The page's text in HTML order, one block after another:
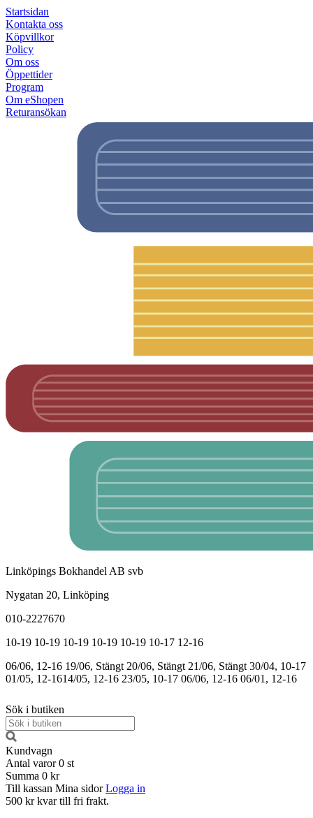
Startsidan
Kontakta oss
Köpvillkor
Policy
Om oss
Öppettider
Program
Om eShopen
Returansökan
Linköpings Bokhandel AB svb
Nygatan 20, Linköping
010-2227670
10-19 10-19 10-19 10-19 10-19 10-17 12-16
06/06, 12-16 19/06, Stängt 20/06, Stängt 21/06, Stängt 30/04, 10-17
01/05, 12-1614/05, 12-16 23/05, 10-17 06/06, 12-16 06/01, 12-16
Sök i butiken
Kundvagn
Antal varor 0 st
Summa 0 kr
Till kassan Mina sidor Logga in
500 kr kvar till fri frakt.